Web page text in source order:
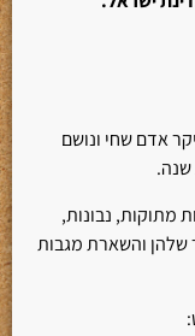
אדם שחי ונושם
מתוקות, נבונות,
שלהן והשארת מגבות